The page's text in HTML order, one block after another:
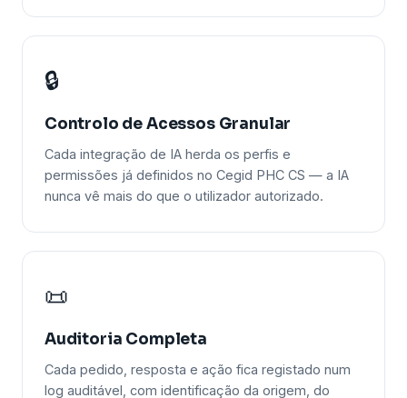
🔒
Controlo de Acessos Granular
Cada integração de IA herda os perfis e
permissões já definidos no Cegid PHC CS — a IA
nunca vê mais do que o utilizador autorizado.
📜
Auditoria Completa
Cada pedido, resposta e ação fica registado num
log auditável, com identificação da origem, do